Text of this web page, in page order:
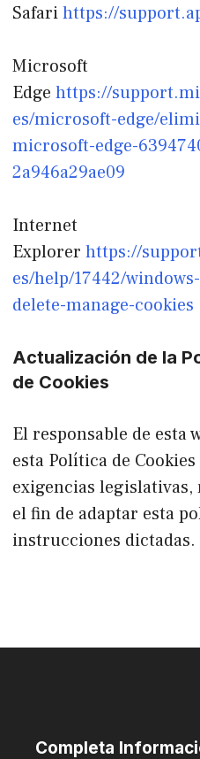
Safarihttps://
Microsoft
Edge https://
es/microsoft-edge/
microsoft-edge-
2a946a29ae09
Internet
Explorer https://
es/help/17442/
delete-manage-cookies
Actualización de la
de Cookies
El responsable de esta
esta Política de
exigencias
el fin de adaptar esta
instrucciones dictadas.
Completa